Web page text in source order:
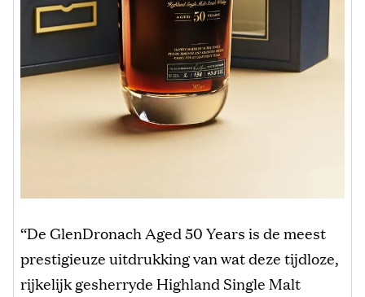
“De GlenDronach Aged 50 Years is de meest
prestigieuze uitdrukking van wat deze tijdloze,
rijkelijk gesherryde Highland Single Malt